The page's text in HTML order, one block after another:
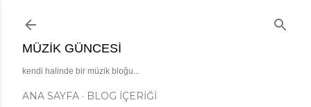
MÜZIK GÜNCESI
kendi halinde bir müzik bloğu...
ANA SAYFA BLOG İÇERIĞI